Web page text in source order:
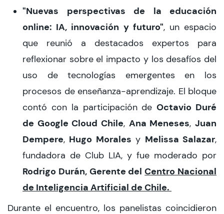
"Nuevas perspectivas de la educación
online: IA, innovación y futuro", un espacio
que reunió a destacados expertos para
reflexionar sobre el impacto y los desafíos del
uso de tecnologías emergentes en los
procesos de enseñanza-aprendizaje. El bloque
contó con la participación deOctavio Duré
de Google Cloud Chile, Ana Meneses,Juan
Dempere, Hugo Morales y Melissa Salazar,
fundadora de Club LIA, y fue moderado por
Rodrigo Durán, Gerente delCentro Nacional
de Inteligencia Artificial de Chile.
Durante el encuentro, los panelistas coincidieron